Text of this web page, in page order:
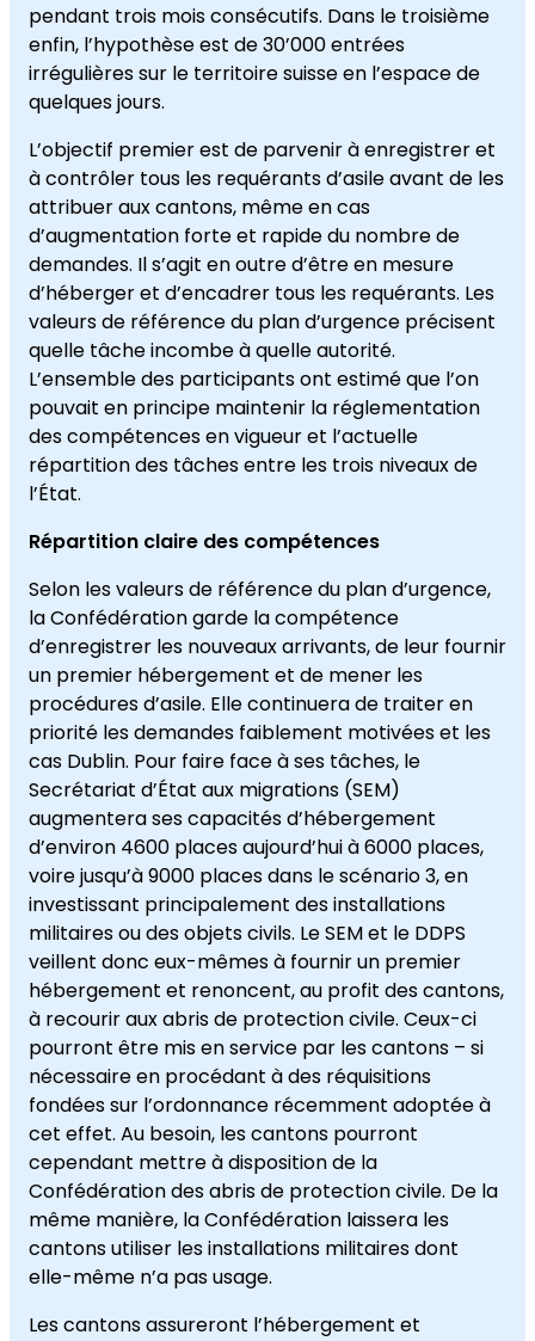
pendant trois mois consécutifs. Dans le troisième
enfin, l’hypothèse est de 30’000 entrées
irrégulières sur le territoire suisse en l’espace de
quelques jours.
L’objectif premier est de parvenir à enregistrer et
à contrôler tous les requérants d’asile avant de les
attribuer aux cantons, même en cas
d’augmentation forte et rapide du nombre de
demandes. Il s’agit en outre d’être en mesure
d’héberger et d’encadrer tous les requérants. Les
valeurs de référence du plan d’urgence précisent
quelle tâche incombe à quelle autorité.
L’ensemble des participants ont estimé que l’on
pouvait en principe maintenir la réglementation
des compétences en vigueur et l’actuelle
répartition des tâches entre les trois niveaux de
l’État.
Répartition claire des compétences
Selon les valeurs de référence du plan d’urgence,
la Confédération garde la compétence
d’enregistrer les nouveaux arrivants, de leur fournir
un premier hébergement et de mener les
procédures d’asile. Elle continuera de traiter en
priorité les demandes faiblement motivées et les
cas Dublin. Pour faire face à ses tâches, le
Secrétariat d’État aux migrations (SEM)
augmentera ses capacités d’hébergement
d’environ 4600 places aujourd’hui à 6000 places,
voire jusqu’à 9000 places dans le scénario 3, en
investissant principalement des installations
militaires ou des objets civils. Le SEM et le DDPS
veillent donc eux-mêmes à fournir un premier
hébergement et renoncent, au profit des cantons,
à recourir aux abris de protection civile. Ceux-ci
pourront être mis en service par les cantons – si
nécessaire en procédant à des réquisitions
fondées sur l’ordonnance récemment adoptée à
cet effet. Au besoin, les cantons pourront
cependant mettre à disposition de la
Confédération des abris de protection civile. De la
même manière, la Confédération laissera les
cantons utiliser les installations militaires dont
elle-même n’a pas usage.
Les cantons assureront l’hébergement et